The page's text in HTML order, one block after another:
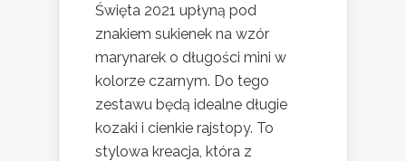
Święta 2021 upłyną pod
znakiem sukienek na wzór
marynarek o długości mini w
kolorze czarnym. Do tego
zestawu będą idealne długie
kozaki i cienkie rajstopy. To
stylowa kreacja, która z